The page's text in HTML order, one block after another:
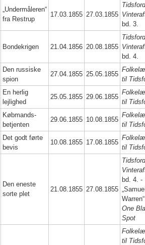
„Undermåleren“
fra Restrup
17.03.1855 27.03.1855
bd. 3.
Bondekrigen 21.04.1856 20.08.1855
bd. 4.
Den russiske
spion
27.04.1855 25.05.1855
til
En herlig
lejlighed
25.05.1855 29.06.1855
til
Købmands-
betjenten
29.06.1855 10.08.1855
til
Det godt førte
bevis
10.08.1855 17.08.1855
til
Den eneste
sorte plet
21.08.1855 27.08.1855
bd. 4. -
One
Spot
til